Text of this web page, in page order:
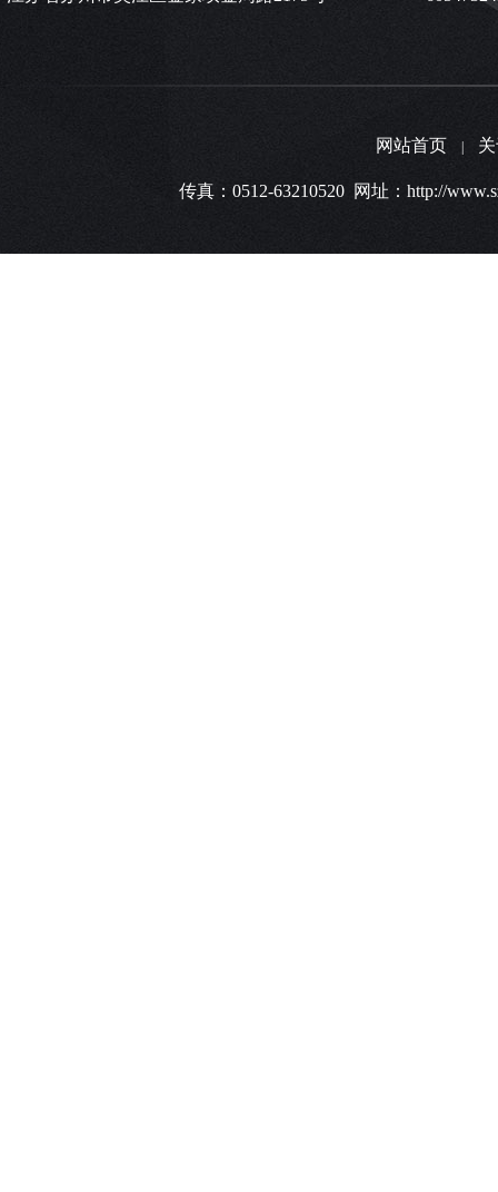
网站首页
传真：0512-63210520 网址：http://